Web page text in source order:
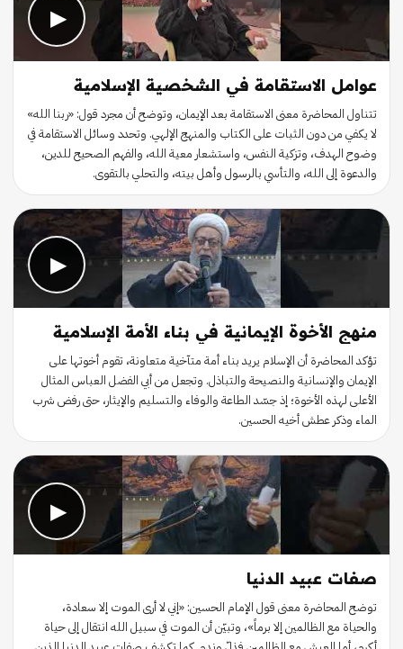
▶
عوامل الاستقامة في الشخصية الإسلامية
تتناول المحاضرة معنى الاستقامة بعد الإيمان، وتوضح أن مجرد قول: «ربنا الله»
لا يكفي من دون الثبات على الكتاب والمنهج الإلهي. وتحدد وسائل الاستقامة في
وضوح الهدف، وتزكية النفس، واستشعار معية الله، والفهم الصحيح للدين،
والدعوة إلى الله، والتأسي بالرسول وأهل بيته، والتحلي بالتقوى.
▶
منهج الأخوة الإيمانية في بناء الأمة الإسلامية
تؤكد المحاضرة أن الإسلام يريد بناء أمة متآخية متعاونة، تقوم أخوتها على
الإيمان والإنسانية والنصيحة والتباذل. وتجعل من أبي الفضل العباس المثال
الأعلى لهذه الأخوة؛ إذ جسّد الطاعة والوفاء والتسليم والإيثار، حتى رفض شرب
الماء وذكر عطش أخيه الحسين.
▶
صفات عبيد الدنيا
توضح المحاضرة معنى قول الإمام الحسين: «إني لا أرى الموت إلا سعادة،
والحياة مع الظالمين إلا برماً»، وتبيّن أن الموت في سبيل الله انتقال إلى حياة